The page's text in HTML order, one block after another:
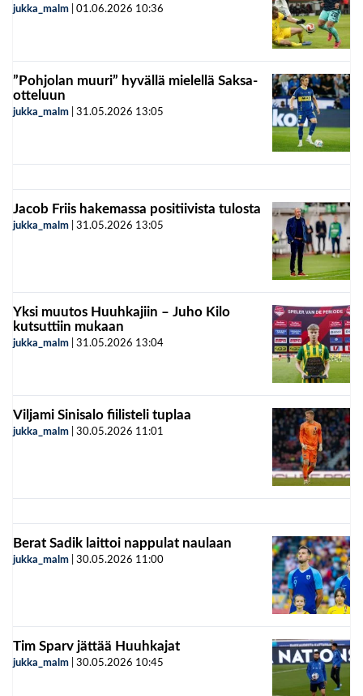
jukka_malm 01.06.2026 10:36
”Pohjolan muuri” hyvällä mielellä Saksa-
otteluun
jukka_malm 31.05.2026 13:05
Jacob Friis hakemassa positiivista tulosta
jukka_malm 31.05.2026 13:05
Yksi muutos Huuhkajiin – Juho Kilo
kutsuttiin mukaan
jukka_malm 31.05.2026 13:04
Viljami Sinisalo fiilisteli tuplaa
jukka_malm 30.05.2026 11:01
Berat Sadik laittoi nappulat naulaan
jukka_malm 30.05.2026 11:00
Tim Sparv jättää Huuhkajat
jukka_malm 30.05.2026 10:45